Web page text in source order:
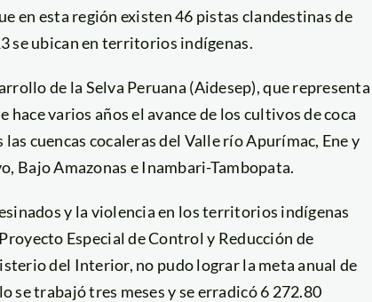
en esta región existen 46 pistas clandestinas de
se ubican en territorios indígenas.
de la Selva Peruana (Aidesep), que representa
varios años el avance de los cultivos de coca
cuencas cocaleras del Valle río Apurímac, Ene y
Bajo Amazonas e Inambari-Tambopata.
y la violencia en los territorios indígenas
Especial de Control y Reducción de
del Interior, no pudo lograr la meta anual de
se trabajó tres meses y se erradicó 6 272.80